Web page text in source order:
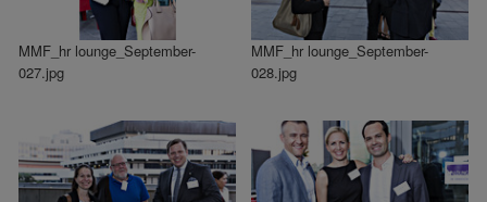
MMF_hr lounge_September-
027.jpg
MMF_hr lounge_September-
028.jpg